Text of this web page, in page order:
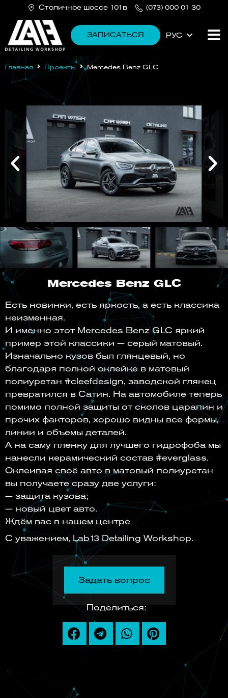
Cтоличное шоссе 101в (073) 000 01 30
ЗАПИСАТЬСЯ РУС
УКР
Главная Проекты Mercedes Benz GLC
Mercedes Benz GLC
Есть новинки, есть яркость, а есть классика
неизменная.
И именно этот Mercedes Benz GLC яркий
пример этой классики — серый матовый.
Изначально кузов был глянцевый, но
благодаря полной оклейке в матовый
полиуретан #cleefdesign, заводской глянец
превратился в Сатин. На автомобиле теперь
помимо полной защиты от сколов царапин и
прочих факторов, хорошо видны все формы,
линии и объемы деталей.
А на саму пленку для лучшего гидрофоба мы
нанесли керамический состав #everglass.
Оклеивая своё авто в матовый полиуретан
вы получаете сразу две услуги:
— защита кузова;
— новый цвет авто.
Ждём вас в нашем центре
С уважением, Lab13 Detailing Workshop.
Задать вопрос
Поделиться: